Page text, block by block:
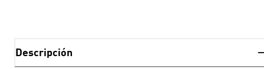
Descripción